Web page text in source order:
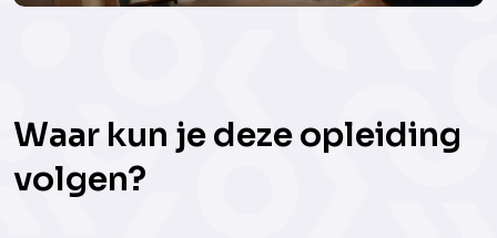
Waar kun je deze opleiding
volgen?